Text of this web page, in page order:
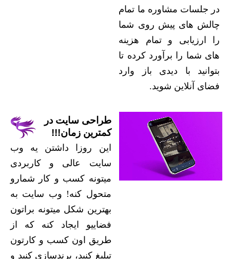
در جلسات مشاوره ما تمام
چالش های پیش روی شما
را ارزیابی و تمام هزینه
های شما را برآورد کرده تا
بتوانید با دیدی باز وارد
فضای آنلاین شوید.
طراحی سایت در
کمترین زمان!!!
این روزا داشتن یه وب
سایت عالی و کاربردی
میتونه کسب و کار شمارو
متحول کنه! وب سایت به
بهترین شکل میتونه براتون
فضاییو ایجاد کنه که از
طریق اون کسب و کارتون
تبلیغ کنید، برندسازی کنید و